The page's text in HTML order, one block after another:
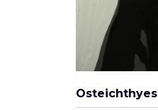
Osteichthyes